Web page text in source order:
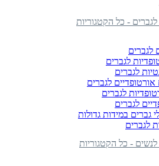
לגברים - כל הקטגוריות
לגברים
לגברים
לגברים
אורטופדיים לגברים
לגברים
לגברים
גברים במידות גדולות
לגברים
לנשים - כל הקטגוריות